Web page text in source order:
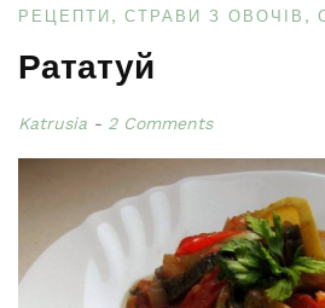
РЕЦЕПТИ
СТРАВИ З ОВОЧІВ
Рататуй
Katrusia 2 Comments